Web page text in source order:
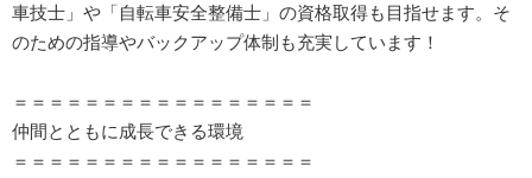
車技士」や「自転車安全整備士」の資格取得も目指せます。そ
のための指導やバックアップ体制も充実しています！
＝＝＝＝＝＝＝＝＝＝＝＝＝＝＝＝＝
仲間とともに成長できる環境
＝＝＝＝＝＝＝＝＝＝＝＝＝＝＝＝＝